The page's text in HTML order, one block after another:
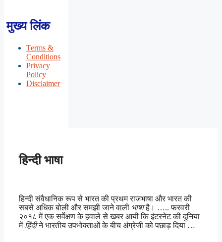
मुख्य लिंक
Terms &
Conditions
Privacy
Policy
Disclaimer
हिन्दी भाषा
हिन्दी संवैधानिक रूप से भारत की प्रथम राजभाषा और भारत की
सबसे अधिक बोली और समझी जाने वाली भाषाहै। ….. फरवरी
२०१८ में एक सर्वेक्षण के हवाले से खबर आयी कि इंटरनेट की दुनिया
में हिंदीने भारतीय उपभोक्ताओं के बीच अंग्रेजी को पछाड़ दिया …